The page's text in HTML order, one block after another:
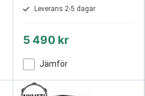
Leverans 2-5 dagar
5 490 kr
Jämför